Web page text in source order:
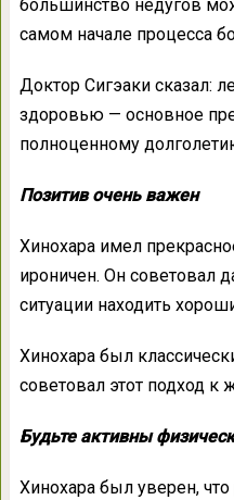
большинство недугов
самом начале процесса
Доктор Сигэаки сказал:
здоровью — основное
полноценному
Позитив очень важен
Хинохара имел
ироничен. Он советовал
ситуации находить
Хинохара был
советовал этот подход к
Будьте активны
Хинохара был уверен,